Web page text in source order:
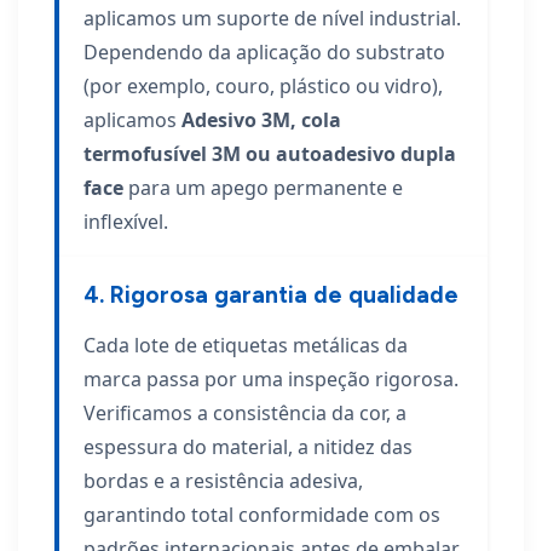
aplicamos um suporte de nível industrial.
Dependendo da aplicação do substrato
(por exemplo, couro, plástico ou vidro),
aplicamos Adesivo 3M, cola
termofusível 3M ou autoadesivo dupla
face para um apego permanente e
inflexível.
4. Rigorosa garantia de qualidade
Cada lote de etiquetas metálicas da
marca passa por uma inspeção rigorosa.
Verificamos a consistência da cor, a
espessura do material, a nitidez das
bordas e a resistência adesiva,
garantindo total conformidade com os